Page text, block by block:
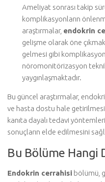
Ameliyat sonrası takip
komplikasyonların
araştırmalar, endokrin
gelişme olarak öne
gelmesi gibi
nöromonitörizasyon
yaygınlaşmaktadır.
Bu güncel araştırmalar,
ve hasta dostu hale
kanıta dayalı tedavi
sonuçların elde edilmesini
Bu Bölüme Hangi
Endokrin cerrahisi bölümü,